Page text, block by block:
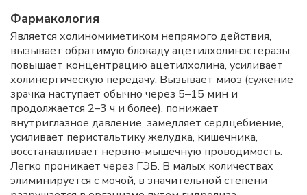
Фармакология
Является холиномиметиком непрямого действия,
вызывает обратимую блокаду ацетилхолинэстеразы,
повышает концентрацию ацетилхолина, усиливает
холинергическую передачу. Вызывает миоз (сужение
зрачка наступает обычно через 5–15 мин и
продолжается 2–3 ч и более), понижает
внутриглазное давление, замедляет сердцебиение,
усиливает перистальтику желудка, кишечника,
восстанавливает нервно-мышечную проводимость.
Легко проникает через ГЭБ. В малых количествах
элиминируется с мочой, в значительной степени